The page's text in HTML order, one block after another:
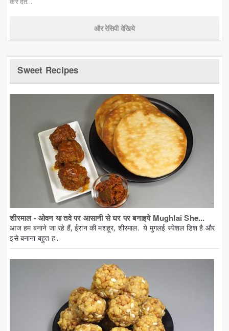
और रेसिपी देखिये
Sweet Recipes
शीरमाल - ओवन या तवे पर आसानी से घर पर बनाइये Mughlai She...
आज हम बनाने जा रहे हैं, ईरान की मशहूर, शीरमाल. ये मुगलई स्पेशल डिश है और
इसे बनाना बहुत ह...